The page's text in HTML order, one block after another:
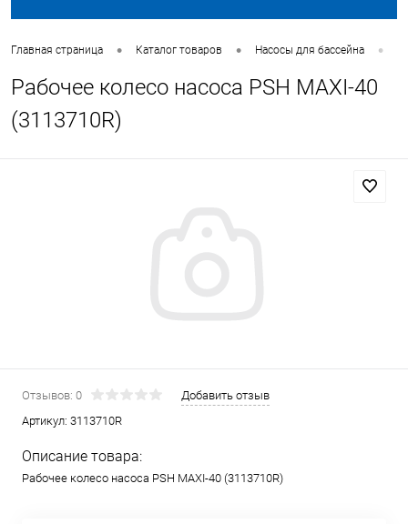
Главная страница • Каталог товаров • Насосы для бассейна •
Рабочее колесо насоса PSH MAXI-40
(3113710R)
Отзывов: 0
Добавить отзыв
Артикул: 3113710R
Описание товара:
Рабочее колесо насоса PSH MAXI-40 (3113710R)